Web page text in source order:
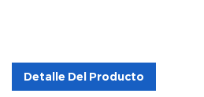
Detalle Del Producto